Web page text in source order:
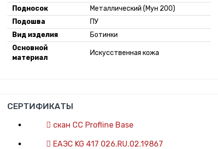
Подносок
Металлический (Мун 200)
Подошва
ПУ
Вид изделия
Ботинки
Оcновной
материал
Искусственная кожа
СЕРТИФИКАТЫ
скан СС Profline Base
ЕАЭС KG 417 026.RU.02.19867